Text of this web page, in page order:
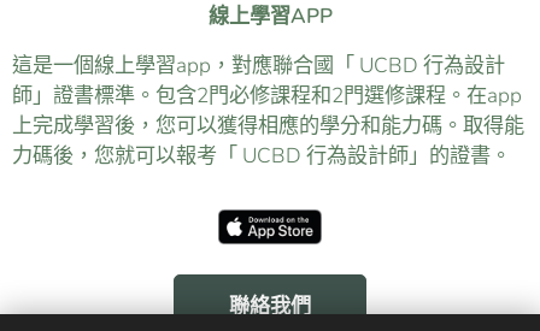
線上學習APP
這是一個線上學習app，對應聯合國「 UCBD 行為設計
師」證書標準。包含2門必修課程和2門選修課程。在app
上完成學習後，您可以獲得相應的學分和能力碼。取得能
力碼後，您就可以報考「 UCBD 行為設計師」的證書。
聯絡我們